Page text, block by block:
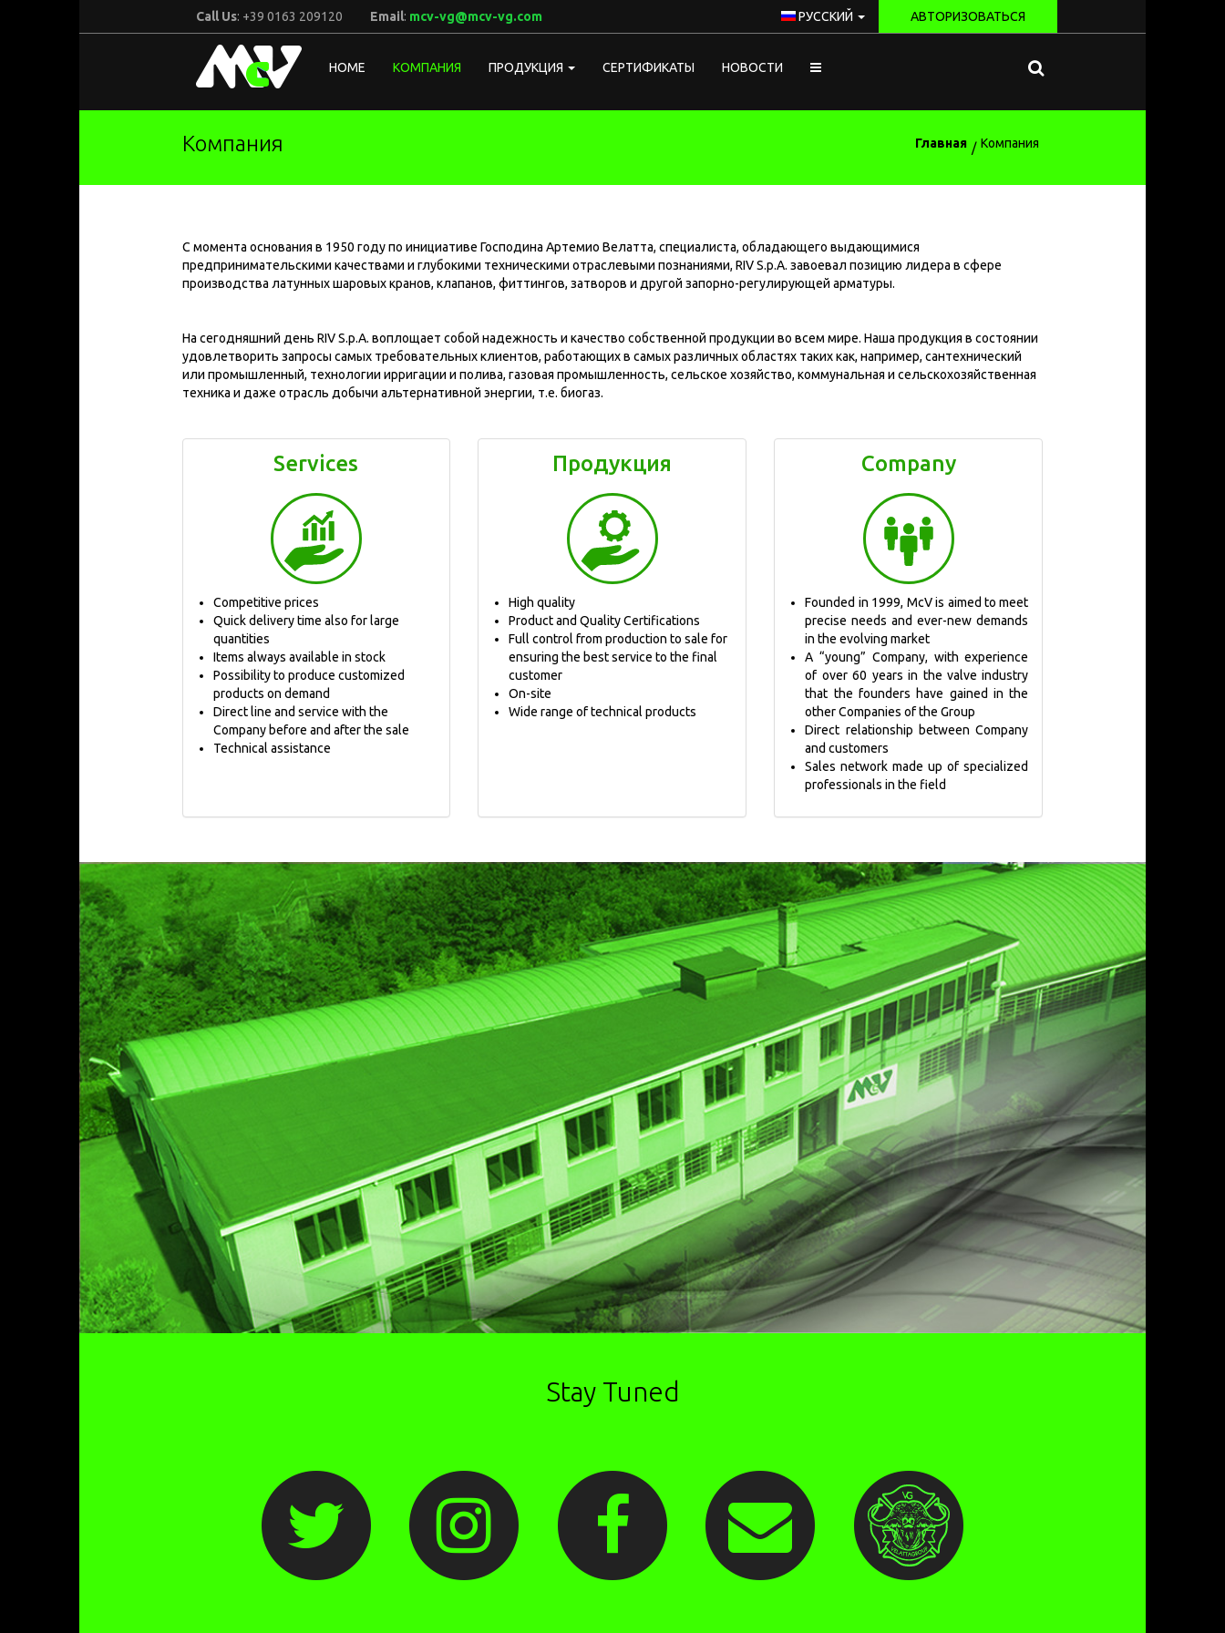
Call Us: +39 0163 209120 Email: mcv-vg@mcv-vg.com РУССКИЙ АВТОРИЗОВАТЬСЯ
McV
ItalyHOME КОМПАНИЯ ПРОДУКЦИЯ СЕРТИФИКАТЫ НОВОСТИ
Компания Главная Компания
С момента основания в 1950 году по инициативе Господина Артемио Велатта, специалиста, обладающего выдающимися
предпринимательскими качествами и глубокими техническими отраслевыми познаниями, RIV S.p.A. завоевал позицию лидера в сфере
производства латунных шаровых кранов, клапанов, фиттингов, затворов и другой запорно-регулирующей арматуры.
На сегодняшний день RIV S.p.A. воплощает собой надежность и качество собственной продукции во всем мире. Наша продукция в состоянии
удовлетворить запросы самых требовательных клиентов, работающих в самых различных областях таких как, например, сантехнический
или промышленный, технологии ирригации и полива, газовая промышленность, сельское хозяйство, коммунальная и сельскохозяйственная
техника и даже отрасль добычи альтернативной энергии, т.е. биогаз.
Services
Competitive prices
Quick delivery time also for large
quantities
Items always available in stock
Possibility to produce customized
products on demand
Direct line and service with the
Company before and after the sale
Technical assistance
Продукция
High quality
Product and Quality Certifications
Full control from production to sale for
ensuring the best service to the final
customer
On-site
Wide range of technical products
Company
Founded in 1999, McV is aimed to meet
precise needs and ever-new demands
in the evolving market
A “young” Company, with experience
of over 60 years in the valve industry
that the founders have gained in the
other Companies of the Group
Direct relationship between Company
and customers
Sales network made up of specialized
professionals in the field
Stay Tuned